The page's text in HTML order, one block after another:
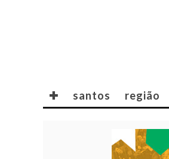
✚ santos região